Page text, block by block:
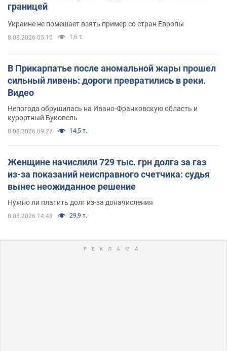
границей
Украине не помешает взять пример со стран Европы
8.08.2026 05:10 1,6 т.
В Прикарпатье после аномальной жары прошел
сильный ливень: дороги превратились в реки.
Видео
Непогода обрушилась на Ивано-Франковскую область и
курортный Буковель
8.08.2026 09:27 14,5 т.
Женщине начислили 729 тыс. грн долга за газ
из-за показаний неисправного счетчика: судья
вынес неожиданное решение
Нужно ли платить долг из-за доначисления
8.08.2026 14:43 29,9 т.